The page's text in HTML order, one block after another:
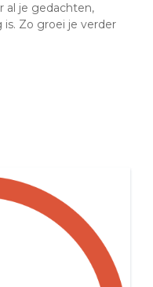
al je gedachten,
Zo groei je verder